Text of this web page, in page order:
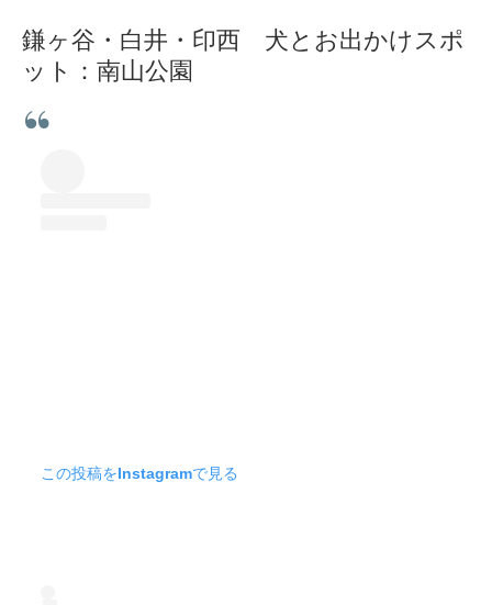
鎌ヶ谷・白井・印西 犬とお出かけスポ
ット：南山公園
この投稿をInstagramで見る